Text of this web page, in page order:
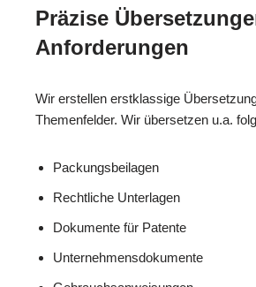
Präzise
Anforderungen
Wir erstellen erstklassige
Themenfelder. Wir übersetzen u.a.
Packungsbeilagen
Rechtliche Unterlagen
Dokumente für Patente
Unternehmensdokumente